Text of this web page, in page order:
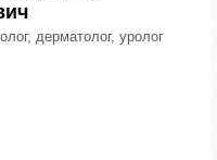
дерматолог, уролог